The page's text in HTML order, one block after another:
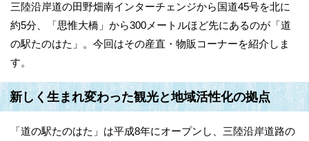
三陸沿岸道の田野畑南インターチェンジから国道45号を北に
約5分、「思惟大橋」から300メートルほど先にあるのが「道
の駅たのはた」。今回はその産直・物販コーナーを紹介しま
す。
新しく生まれ変わった観光と地域活性化の拠点
「道の駅たのはた」は平成8年にオープンし、三陸沿岸道路の